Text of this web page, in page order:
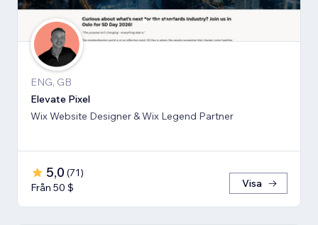
ENG, GB
Elevate Pixel
Wix Website Designer & Wix Legend Partner
5,0 (71)
Från 50 $
Visa